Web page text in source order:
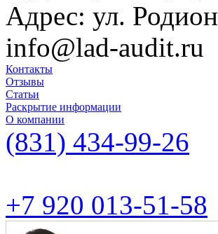
Адрес: ул.
info@lad-audit.ru
Контакты
Отзывы
Статьи
Раскрытие информации
О компании
(831) 434-99-26
+7 920 013-51-58